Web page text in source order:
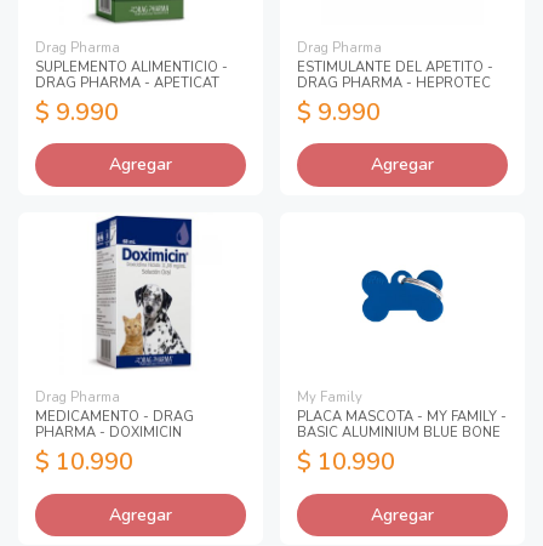
Drag Pharma
SUPLEMENTO ALIMENTICIO -
DRAG PHARMA - APETICAT
$ 9.990
Agregar
Drag Pharma
ESTIMULANTE DEL APETITO -
DRAG PHARMA - HEPROTEC
$ 9.990
Agregar
Drag Pharma
MEDICAMENTO - DRAG
PHARMA - DOXIMICIN
$ 10.990
Agregar
My Family
PLACA MASCOTA - MY FAMILY -
BASIC ALUMINIUM BLUE BONE
$ 10.990
Agregar